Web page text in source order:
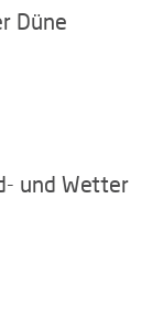
Düne
und Wetter